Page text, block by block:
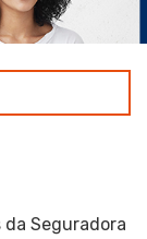
Seguradora